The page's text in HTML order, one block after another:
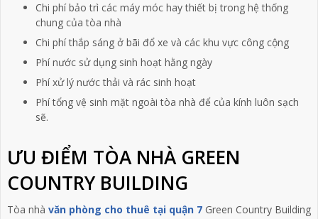
Chi phí bảo trì các máy móc hay thiết bị trong hệ thống
chung của tòa nhà
Chi phí thắp sáng ở bãi đổ xe và các khu vực công cộng
Phí nước sử dụng sinh hoạt hằng ngày
Phí xử lý nước thải và rác sinh hoạt
Phí tổng vệ sinh mặt ngoài tòa nhà để của kính luôn sạch
sẽ.
ƯU ĐIỂM TÒA NHÀ GREEN
COUNTRY BUILDING
Tòa nhà văn phòng cho thuê tại quận 7Green Country Building